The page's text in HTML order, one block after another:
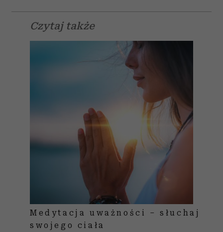
Czytaj także
Medytacja uważności – słuchaj
swojego ciała